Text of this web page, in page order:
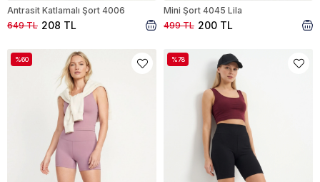
Antrasit Katlamalı Şort 4006
208 TL
649 TL
Mini Şort 4045 Lila
200 TL
499 TL
%60 %78